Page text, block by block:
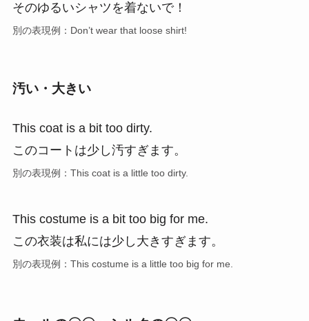
そのゆるいシャツを着ないで！
別の表現例：Don’t wear that loose shirt!
汚い・大きい
This coat is a bit too dirty.
このコートは少し汚すぎます。
別の表現例：This coat is a little too dirty.
This costume is a bit too big for me.
この衣装は私には少し大きすぎます。
別の表現例：This costume is a little too big for me.